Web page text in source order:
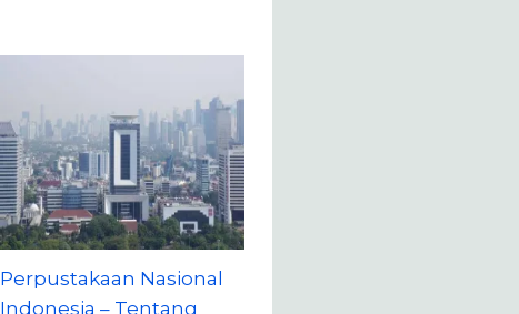
Perpustakaan Nasional
Indonesia – Tentang